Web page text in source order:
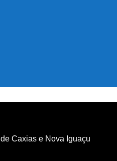
Caxias e Nova Iguaçu